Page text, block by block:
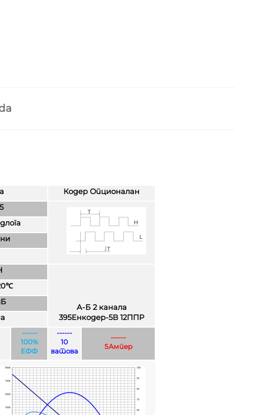
Кодер Опционалан
А-Б 2 канала
395Енкодер-5В 12ППР
℃
------
100%
ЕФФ
------
10
ватова
------
5Ампер